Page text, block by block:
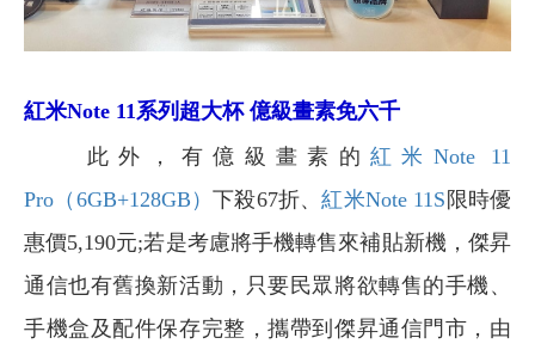
紅米Note 11系列超大杯 億級畫素免六千
此外，有億級畫素的 紅米Note 11
Pro（6GB+128GB）下殺67折、紅米Note 11S 限時優
惠價5,190元;若是考慮將手機轉售來補貼新機，傑昇
通信也有舊換新活動，只要民眾將欲轉售的手機、
手機盒及配件保存完整，攜帶到傑昇通信門市，由